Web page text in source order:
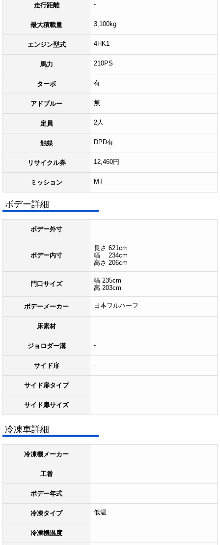
走行距離 -
最大積載量 3,100kg
エンジン型式 4HK1
馬力 210PS
ターボ 有
アドブルー 無
定員 2人
触媒 DPD有
リサイクル券 12,460円
ミッション MT
ボデー詳細
ボデー外寸
ボデー内寸
長さ 621cm
幅 234cm
高さ 206cm
門口サイズ
幅 235cm
高 203cm
ボデーメーカー 日本フルハーフ
床素材
ジョロダー溝 -
サイド扉 -
サイド扉タイプ
サイド扉サイズ
冷凍車詳細
冷凍機メーカー
工番
ボデー年式
冷凍タイプ 低温
冷凍機温度